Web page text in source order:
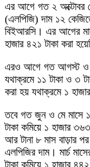
এর আগে গত ২ অক্টোবর
(এলপিজি) দাম ১২
বিইআরসি। এর আগের
হাজার ৪২১ টাকা করা
এরও আগে গত আগস্ট ও
যথাক্রমে ১১ টাকা ও ৩
করা হয় যথাক্রমে ১
তবে গত জুন ও মে মাসে
টাকা কমিয়ে ১ হাজার
আর টানা ৮ মাস বাড়ার
এলপিজির দাম। মার্চ
টাকা কমিয়ে ১ হাজার ৪৪২